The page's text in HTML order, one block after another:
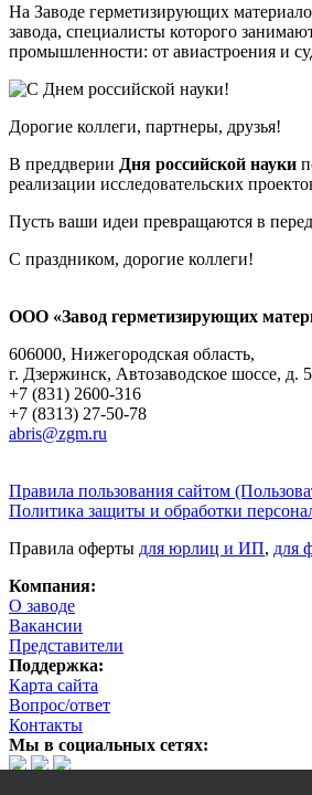
На Заводе герметизирующих
завода, специалисты которого
промышленности: от авиастроения и
Дорогие коллеги, партнеры, друзья!
В преддверии Дня российской науки
реализации исследовательских
Пусть ваши идеи превращаются в
С праздником, дорогие коллеги!
ООО «Завод герметизирующих
606000, Нижегородская область,
г. Дзержинск, Автозаводское шоссе, д.
+7 (831) 2600-316
+7 (8313) 27-50-78
abris@zgm.ru
Правила пользования сайтом
Политика защиты и обработки
Правила оферты для юрлиц и ИП, для
Компания:
О заводе
Вакансии
Представители
Поддержка:
Карта сайта
Вопрос/ответ
Контакты
Мы в социальных сетях: